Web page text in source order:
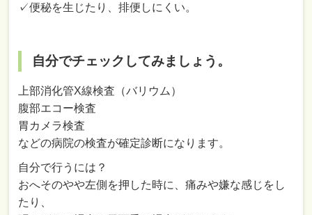
✓便秘を生じたり、排便しにくい。
自分でチェックしてみましょう。
上部消化管X線検査（バリウム）
腹部エコー検査
胃カメラ検査
などの病院の検査が確定診断になります。
自分で行うには？
おへそのやや左側を押した時に、痛みや嫌な感じをし
たり、